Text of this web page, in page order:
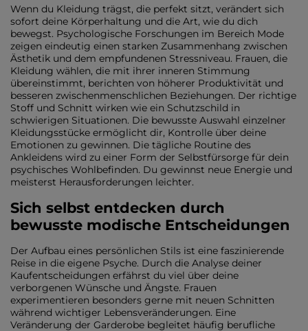
Wenn du Kleidung trägst, die perfekt sitzt, verändert sich
sofort deine Körperhaltung und die Art, wie du dich
bewegst. Psychologische Forschungen im Bereich Mode
zeigen eindeutig einen starken Zusammenhang zwischen
Ästhetik und dem empfundenen Stressniveau. Frauen, die
Kleidung wählen, die mit ihrer inneren Stimmung
übereinstimmt, berichten von höherer Produktivität und
besseren zwischenmenschlichen Beziehungen. Der richtige
Stoff und Schnitt wirken wie ein Schutzschild in
schwierigen Situationen. Die bewusste Auswahl einzelner
Kleidungsstücke ermöglicht dir, Kontrolle über deine
Emotionen zu gewinnen. Die tägliche Routine des
Ankleidens wird zu einer Form der Selbstfürsorge für dein
psychisches Wohlbefinden. Du gewinnst neue Energie und
meisterst Herausforderungen leichter.
Sich selbst entdecken durch
bewusste modische Entscheidungen
Der Aufbau eines persönlichen Stils ist eine faszinierende
Reise in die eigene Psyche. Durch die Analyse deiner
Kaufentscheidungen erfährst du viel über deine
verborgenen Wünsche und Ängste. Frauen
experimentieren besonders gerne mit neuen Schnitten
während wichtiger Lebensveränderungen. Eine
Veränderung der Garderobe begleitet häufig berufliche